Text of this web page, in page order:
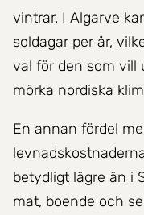
vintrar. I Algarve
soldagar per år,
val för den som vill
mörka nordiska
En annan fördel
betydligt lägre än i
mat, boende och